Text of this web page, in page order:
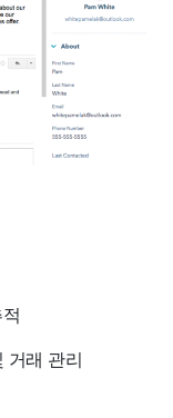
거래 관리